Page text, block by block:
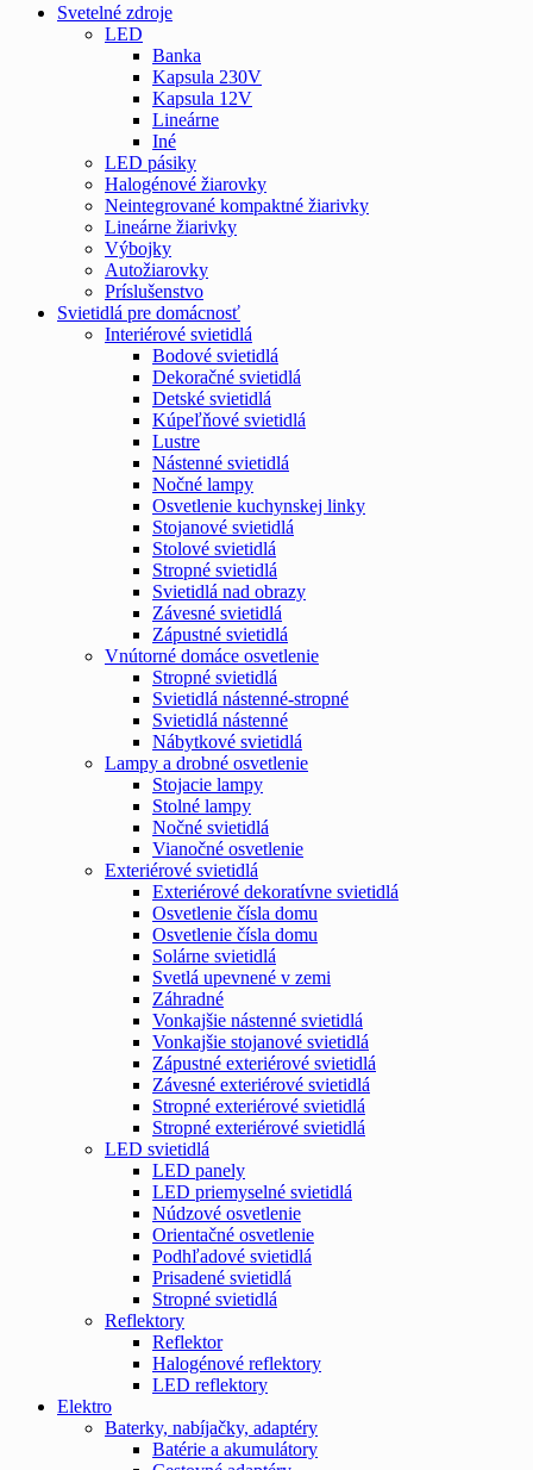
Svetelné zdroje
LED
Banka
Kapsula 230V
Kapsula 12V
Lineárne
Iné
LED pásiky
Halogénové žiarovky
Neintegrované kompaktné žiarivky
Lineárne žiarivky
Výbojky
Autožiarovky
Príslušenstvo
Svietidlá pre domácnosť
Interiérové svietidlá
Bodové svietidlá
Dekoračné svietidlá
Detské svietidlá
Kúpeľňové svietidlá
Lustre
Nástenné svietidlá
Nočné lampy
Osvetlenie kuchynskej linky
Stojanové svietidlá
Stolové svietidlá
Stropné svietidlá
Svietidlá nad obrazy
Závesné svietidlá
Zápustné svietidlá
Vnútorné domáce osvetlenie
Stropné svietidlá
Svietidlá nástenné-stropné
Svietidlá nástenné
Nábytkové svietidlá
Lampy a drobné osvetlenie
Stojacie lampy
Stolné lampy
Nočné svietidlá
Vianočné osvetlenie
Exteriérové svietidlá
Exteriérové dekoratívne svietidlá
Osvetlenie čísla domu
Osvetlenie čísla domu
Solárne svietidlá
Svetlá upevnené v zemi
Záhradné
Vonkajšie nástenné svietidlá
Vonkajšie stojanové svietidlá
Zápustné exteriérové svietidlá
Závesné exteriérové svietidlá
Stropné exteriérové svietidlá
Stropné exteriérové svietidlá
LED svietidlá
LED panely
LED priemyselné svietidlá
Núdzové osvetlenie
Orientačné osvetlenie
Podhľadové svietidlá
Prisadené svietidlá
Stropné svietidlá
Reflektory
Reflektor
Halogénové reflektory
LED reflektory
Elektro
Baterky, nabíjačky, adaptéry
Batérie a akumulátory